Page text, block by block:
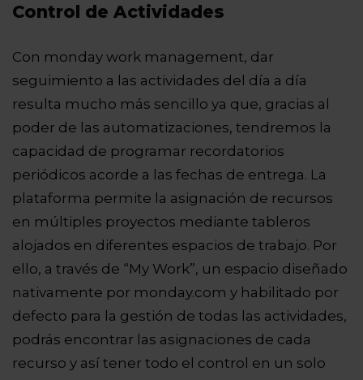
Control de Actividades
Con monday work management, dar
seguimiento a las actividades del día a día
resulta mucho más sencillo ya que, gracias al
poder de las automatizaciones, tendremos la
capacidad de programar recordatorios
periódicos acorde a las fechas de entrega. La
plataforma permite la asignación de recursos
en múltiples proyectos mediante tableros
alojados en diferentes espacios de trabajo. Por
ello, a través de “My Work”, un espacio diseñado
nativamente por monday.com y habilitado por
defecto para la gestión de todas las actividades,
podrás encontrar las asignaciones de cada
recurso y así tener todo el control en un solo